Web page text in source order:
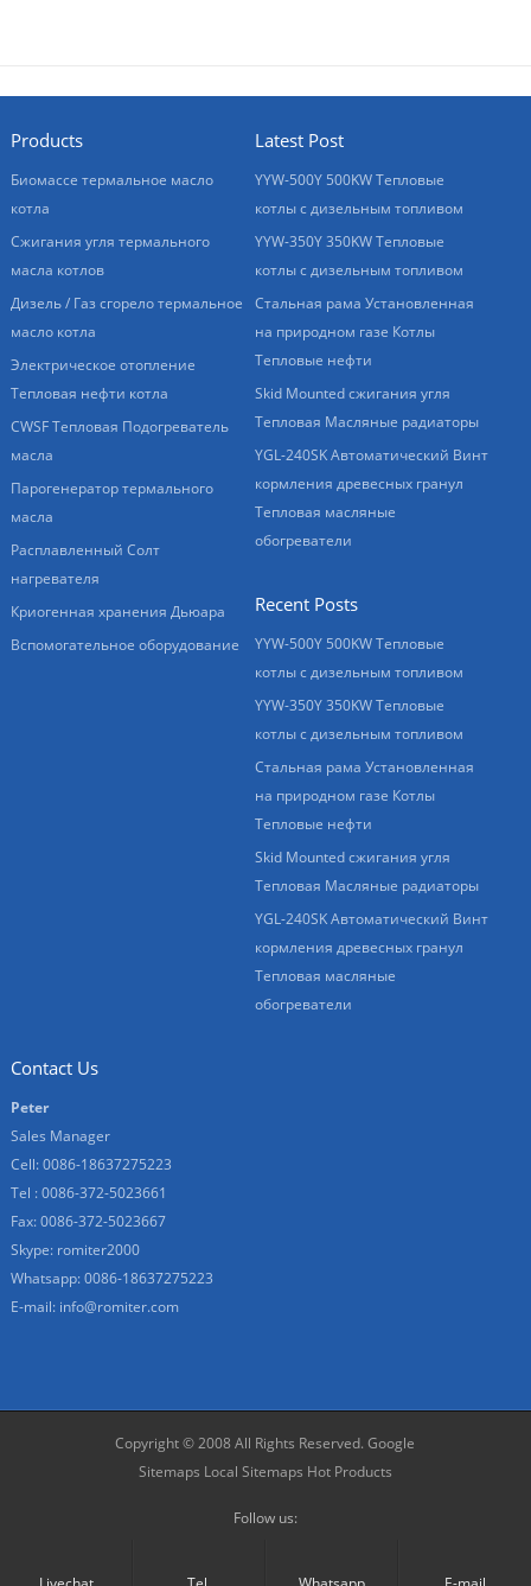
Products
Биомассе термальное масло
котла
Сжигания угля термального
масла котлов
Дизель / Газ сгорело термальное
масло котла
Электрическое отопление
Тепловая нефти котла
CWSF Тепловая Подогреватель
масла
Парогенератор термального
масла
Расплавленный Солт
нагревателя
Криогенная хранения Дьюара
Вспомогательное оборудование
Latest Post
YYW-500Y 500KW Тепловые
котлы с дизельным топливом
YYW-350Y 350KW Тепловые
котлы с дизельным топливом
Стальная рама Установленная
на природном газе Котлы
Тепловые нефти
Skid Mounted сжигания угля
Тепловая Масляные радиаторы
YGL-240SK Автоматический Винт
кормления древесных гранул
Тепловая масляные
обогреватели
Recent Posts
YYW-500Y 500KW Тепловые
котлы с дизельным топливом
YYW-350Y 350KW Тепловые
котлы с дизельным топливом
Стальная рама Установленная
на природном газе Котлы
Тепловые нефти
Skid Mounted сжигания угля
Тепловая Масляные радиаторы
YGL-240SK Автоматический Винт
кормления древесных гранул
Тепловая масляные
обогреватели
Contact Us
Peter
Sales Manager
Cell: 0086-18637275223
Tel : 0086-372-5023661
Fax: 0086-372-5023667
Skype: romiter2000
Whatsapp:0086-18637275223
E-mail: info@romiter.com
Copyright © 2008 All Rights Reserved.Google
Sitemaps Local Sitemaps Hot Products
Follow us: